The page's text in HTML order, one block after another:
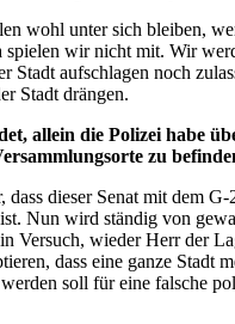
wohl unter sich bleiben,
spielen wir nicht mit. Wir
Stadt aufschlagen noch
Stadt drängen.
allein die Polizei habe
zu
dieser Senat mit dem
Nun wird ständig von
Versuch, wieder Herr der
dass eine ganze Stadt
soll für eine falsche